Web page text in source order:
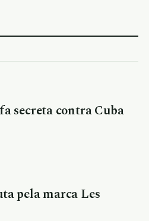
secreta contra Cuba
pela marca Les